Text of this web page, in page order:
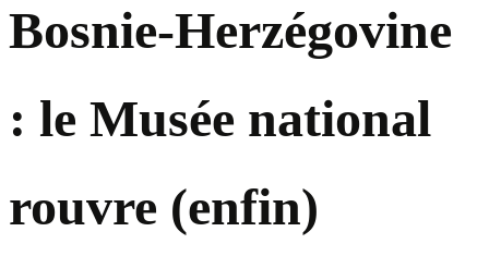
Bosnie-Herzégovine
: le Musée national
rouvre (enfin)